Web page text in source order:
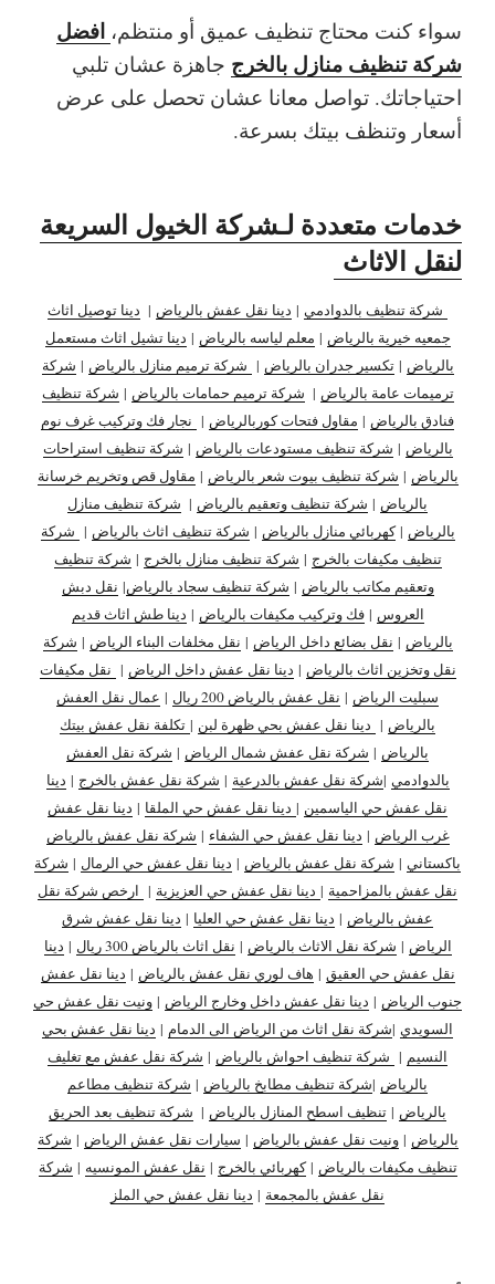
سواء كنت محتاج تنظيف عميق أو منتظم، افضل
شركة تنظيف منازل بالخرج جاهزة عشان تلبي
احتياجاتك. تواصل معانا عشان تحصل على عرض
أسعار وتنظف بيتك بسرعة.
خدمات متعددة لـشركة الخيول السريعة
لنقل الاثاث
شركة تنظيف بالدوادمي | دينا نقل عفش بالرياض | دينا توصيل اثاث
جمعيه خيرية بالرياض | معلم لياسه بالرياض | دينا تشيل اثاث مستعمل
بالرياض |تكسير جدران بالرياض | شركة ترميم منازل بالرياض | شركة
ترميمات عامة بالرياض | شركة ترميم حمامات بالرياض | شركة تنظيف
فنادق بالرياض | مقاول فتحات كوربالرياض | نجار فك وتركيب غرف نوم
بالرياض | شركة تنظيف مستودعات بالرياض | شركة تنظيف استراحات
بالرياض | شركة تنظيف بيوت شعر بالرياض | مقاول قص وتخريم خرسانة
بالرياض | شركة تنظيف وتعقيم بالرياض | شركة تنظيف منازل
بالرياض |كهربائي منازل بالرياض | شركة تنظيف اثاث بالرياض | شركة
تنظيف مكيفات بالخرج | شركة تنظيف منازل بالخرج | شركة تنظيف
وتعقيم مكاتب بالرياض | شركة تنظيف سجاد بالرياض| نقل دبش
العروس |فك وتركيب مكيفات بالرياض | دينا طش اثاث قديم
بالرياض | نقل بضائع داخل الرياض | نقل مخلفات البناء الرياض | شركة
نقل وتخزين اثاث بالرياض | دينا نقل عفش داخل الرياض | نقل مكيفات
سبليت الرياض | نقل عفش بالرياض 200 ريال | عمال نقل العفش
بالرياض | دينا نقل عفش بحي ظهرة لبن | تكلفة نقل عفش بيتك
بالرياض | شركة نقل عفش شمال الرياض | شركة نقل العفش
بالدوادمي |شركة نقل عفش بالدرعية | شركة نقل عفش بالخرج | دينا
نقل عفش حي الياسمين | دينا نقل عفش حي الملقا | دينا نقل عفش
غرب الرياض | دينا نقل عفش حي الشفاء | شركة نقل عفش بالرياض
باكستاني | شركة نقل عفش بالرياض | دينا نقل عفش حي الرمال | شركة
نقل عفش بالمزاحمية | دينا نقل عفش حي العزيزية | ارخص شركة نقل
عفش بالرياض | دينا نقل عفش حي العليا | دينا نقل عفش شرق
الرياض | شركة نقل الاثاث بالرياض | نقل اثاث بالرياض 300 ريال | دينا
نقل عفش حي العقيق | هاف لوري نقل عفش بالرياض | دينا نقل عفش
جنوب الرياض | دينا نقل عفش داخل وخارج الرياض | ونيت نقل عفش حي
السويدي |شركة نقل اثاث من الرياض الى الدمام | دينا نقل عفش بحي
النسيم | شركة تنظيف احواش بالرياض | شركة نقل عفش مع تغليف
بالرياض |شركة تنظيف مطابخ بالرياض | شركة تنظيف مطاعم
بالرياض | تنظيف اسطح المنازل بالرياض | شركة تنظيف بعد الحريق
بالرياض |ونيت نقل عفش بالرياض | سيارات نقل عفش الرياض | شركة
تنظيف مكيفات بالرياض |كهربائي بالخرج | نقل عفش المونسيه | شركة
نقل عفش بالمجمعة | دينا نقل عفش حي الملز